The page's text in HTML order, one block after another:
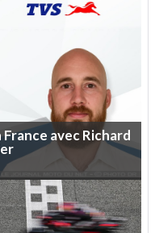
France avecRichard